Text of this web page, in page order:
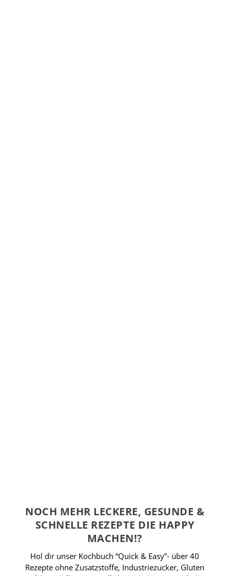
NOCH MEHR LECKERE, GESUNDE &
SCHNELLE REZEPTE DIE HAPPY
MACHEN!?
Hol dir unser Kochbuch “Quick & Easy”- über 40
Rezepte ohne Zusatzstoffe, Industriezucker, Gluten